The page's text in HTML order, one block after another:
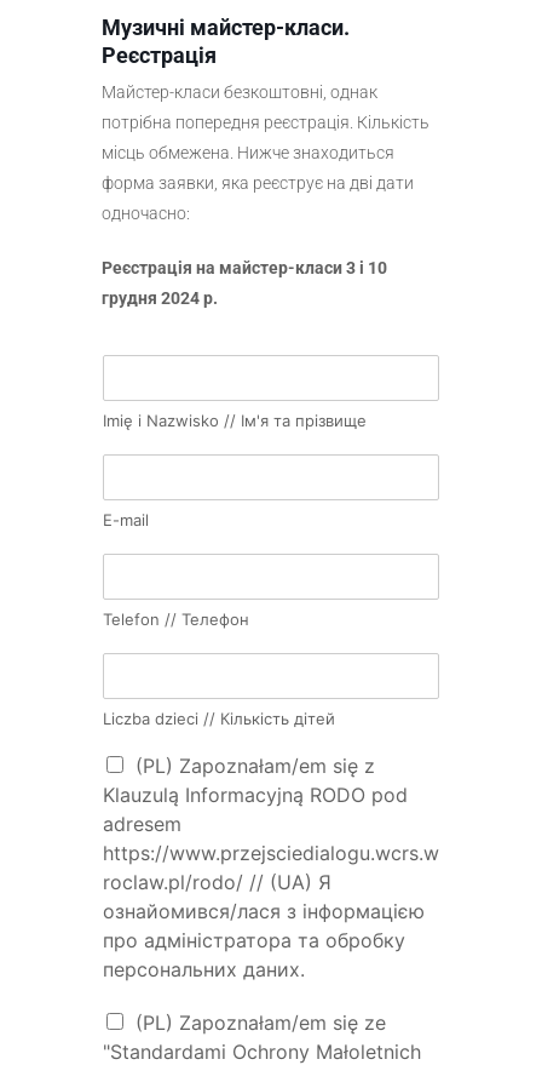
Музичні майстер-класи.
Реєстрація
Майстер-класи безкоштовні, однак
потрібна попередня реєстрація. Кількість
місць обмежена. Нижче знаходиться
форма заявки, яка реєструє на дві дати
одночасно:
Реєстрація на майстер-класи 3 i 10
грудня 2024 р.
Imię i Nazwisko // Ім'я та прізвище
E-mail
Telefon // Телефон
Liczba dzieci // Кількість дітей
(PL) Zapoznałam/em się z
Klauzulą Informacyjną RODO pod
adresem
https://www.przejsciedialogu.wcrs.w
roclaw.pl/rodo/ // (UA) Я
ознайомився/лася з інформацією
про адміністратора та обробку
персональних даних.
(PL) Zapoznałam/em się ze
"Standardami Ochrony Małoletnich